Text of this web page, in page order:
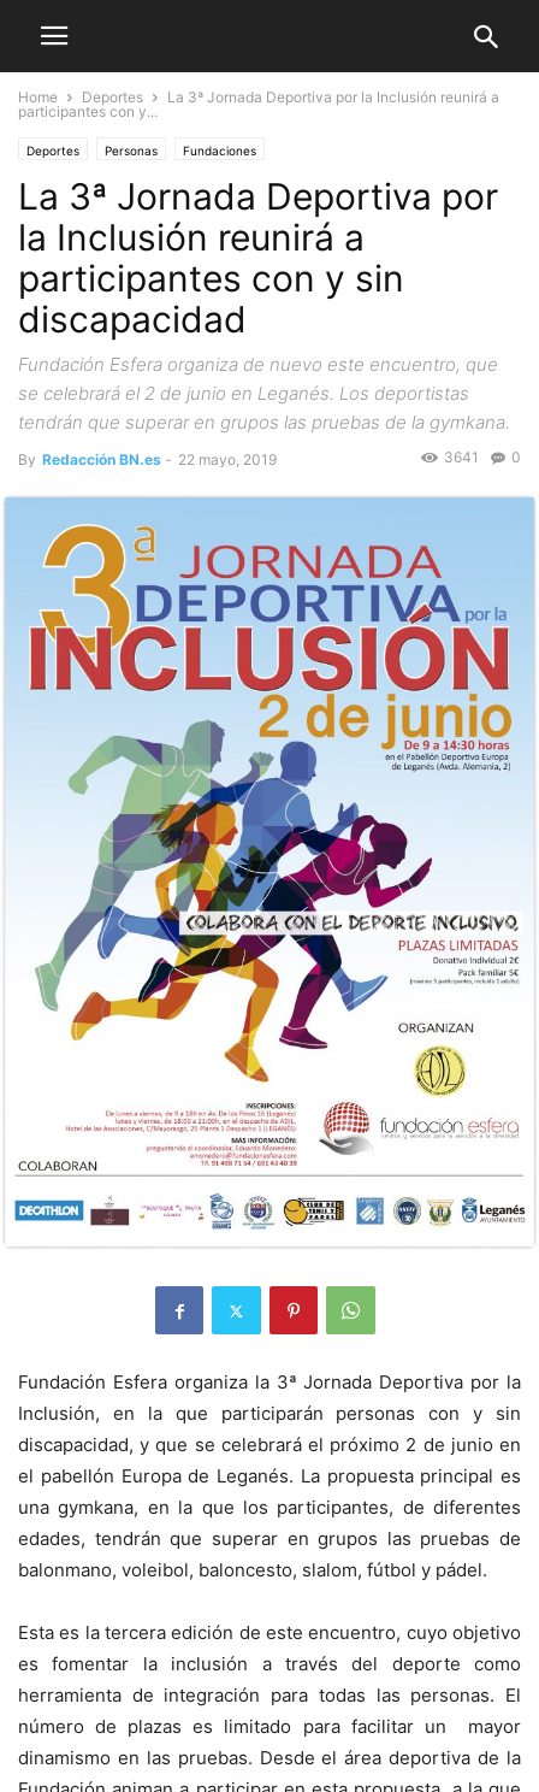
Home Deportes
La 3ª Jornada Deportiva por la Inclusión reunirá a
participantes con y...
Deportes Personas Fundaciones
La 3ª Jornada Deportiva por
la Inclusión reunirá a
participantes con y sin
discapacidad
Fundación Esfera organiza de nuevo este encuentro, que
se celebrará el 2 de junio en Leganés. Los deportistas
tendrán que superar en grupos las pruebas de la gymkana.
By Redacción BN.es - 22 mayo, 2019 0
3641
Fundación Esfera organiza la 3ª Jornada Deportiva por la
Inclusión, en la que participarán personas con y sin
discapacidad, y que se celebrará el próximo 2 de junio en
el pabellón Europa de Leganés. La propuesta principal es
una gymkana, en la que los participantes, de diferentes
edades, tendrán que superar en grupos las pruebas de
balonmano, voleibol, baloncesto, slalom, fútbol y pádel.
Esta es la tercera edición de este encuentro, cuyo objetivo
es fomentar la inclusión a través del deporte como
herramienta de integración para todas las personas. El
número de plazas es limitado para facilitar un mayor
dinamismo en las pruebas. Desde el área deportiva de la